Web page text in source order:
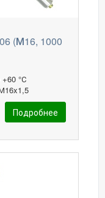
(М16, 1000
°С
Подробнее